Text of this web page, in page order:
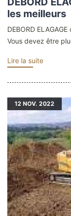
les meilleurs
DEBORD
Vous devez être
Lire la suite
12 NOV. 2022